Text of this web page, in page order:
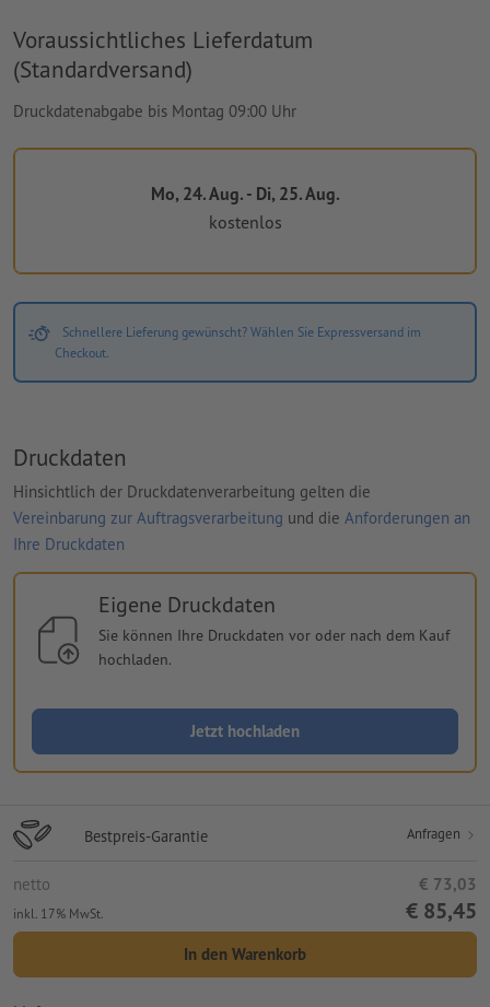
Voraussichtliches Lieferdatum
(Standardversand)
Druckdatenabgabe bis Montag 09:00 Uhr
Mo, 24. Aug. - Di, 25. Aug.
kostenlos
Schnellere Lieferung gewünscht? Wählen Sie Expressversand im
Checkout.
Druckdaten
Hinsichtlich der Druckdatenverarbeitung gelten die
Vereinbarung zur Auftragsverarbeitung und die Anforderungen an
Ihre Druckdaten
Eigene Druckdaten
Sie können Ihre Druckdaten vor oder nach dem Kauf
hochladen.
Jetzt hochladen
Bestpreis-Garantie Anfragen
netto € 73,03
inkl. 17% MwSt. € 85,45
In den Warenkorb